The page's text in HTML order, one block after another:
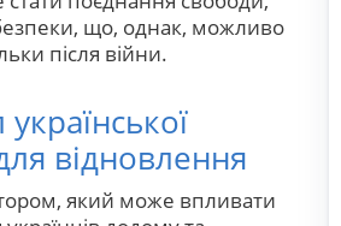
безпеки, що, однак, можливо
після війни.
відновлення
який може впливати